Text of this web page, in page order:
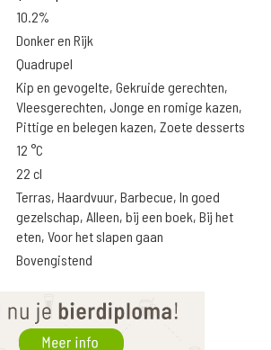
10.2%
Donker en Rijk
Quadrupel
Kip en gevogelte, Gekruide gerechten,
Vleesgerechten, Jonge en romige kazen,
Pittige en belegen kazen, Zoete desserts
12 °C
22 cl
Terras, Haardvuur, Barbecue, In goed
gezelschap, Alleen, bij een boek, Bij het
eten, Voor het slapen gaan
Bovengistend